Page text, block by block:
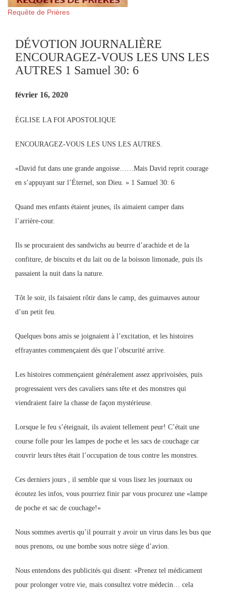
Requête de Prières
DÉVOTION JOURNALIÈRE
ENCOURAGEZ-VOUS LES UNS LES
AUTRES 1 Samuel 30: 6
février 16, 2020
ÉGLISE LA FOI APOSTOLIQUE
ENCOURAGEZ-VOUS LES UNS LES AUTRES.
«David fut dans une grande angoisse……Mais David reprit courage
en s’appuyant sur l’Éternel, son Dieu. » 1 Samuel 30: 6
Quand mes enfants étaient jeunes, ils aimaient camper dans
l’arrière-cour.
Ils se procuraient des sandwichs au beurre d’arachide et de la
confiture, de biscuits et du lait ou de la boisson limonade, puis ils
passaient la nuit dans la nature.
Tôt le soir, ils faisaient rôtir dans le camp, des guimauves autour
d’un petit feu.
Quelques bons amis se joignaient à l’excitation, et les histoires
effrayantes commençaient dès que l’obscurité arrive.
Les histoires commençaient généralement assez apprivoisées, puis
progressaient vers des cavaliers sans tête et des monstres qui
viendraient faire la chasse de façon mystérieuse.
Lorsque le feu s’éteignait, ils avaient tellement peur! C’était une
course folle pour les lampes de poche et les sacs de couchage car
couvrir leurs têtes était l’occupation de tous contre les monstres.
Ces derniers jours , il semble que si vous lisez les journaux ou
écoutez les infos, vous pourriez finir par vous procurez une «lampe
de poche et sac de couchage!»
Nous sommes avertis qu’il pourrait y avoir un virus dans les bus que
nous prenons, ou une bombe sous notre siège d’avion.
Nous entendons des publicités qui disent: «Prenez tel médicament
pour prolonger votre vie, mais consultez votre médecin… cela